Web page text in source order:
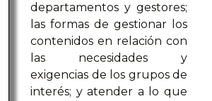
departamentos y gestores;
las formas de gestionar los
contenidos en relación con
las necesidades y
exigencias de los grupos de
interés; y atender a lo que